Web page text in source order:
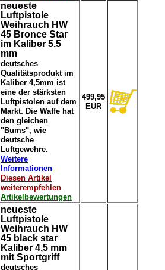
neueste
Luftpistole
Weihrauch HW
45 Bronce Star
im Kaliber 5.5
mm
deutsches
Qualitätsprodukt im
Kaliber 4,5mm ist
eine der stärksten
Luftpistolen auf dem
Markt. Die Waffe hat
den gleichen
"Bums", wie
deutsche
Luftgewehre.
Weitere
Informationen
Diesen Artikel
weiterempfehlen
Artikelbewertungen
499,95
EUR
neueste
Luftpistole
Weihrauch HW
45 black star
Kaliber 4,5 mm
mit Sportgriff
deutsches